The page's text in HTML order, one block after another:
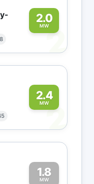
2.0
MW2
2.4
MW2
1.8
MW